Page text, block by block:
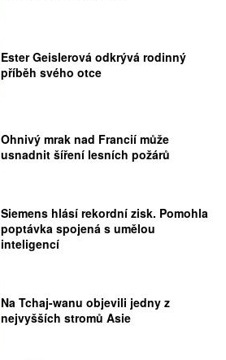
Ester Geislerová odkrývá rodinný
příběh svého otce
Ohnivý mrak nad Francií může
usnadnit šíření lesních požárů
Siemens hlásí rekordní zisk. Pomohla
poptávka spojená s umělou
inteligencí
Na Tchaj-wanu objevili jedny z
nejvyšších stromů Asie